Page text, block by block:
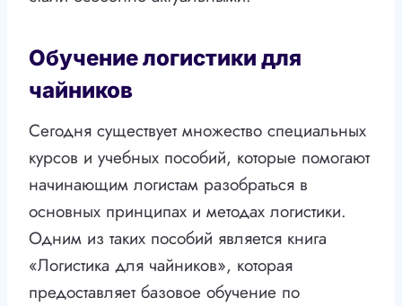
Обучение логистики для
чайников
Сегодня существует множество специальных
курсов и учебных пособий, которые помогают
начинающим логистам разобраться в
основных принципах и методах логистики.
Одним из таких пособий является книга
«Логистика для чайников», которая
предоставляет базовое обучение по